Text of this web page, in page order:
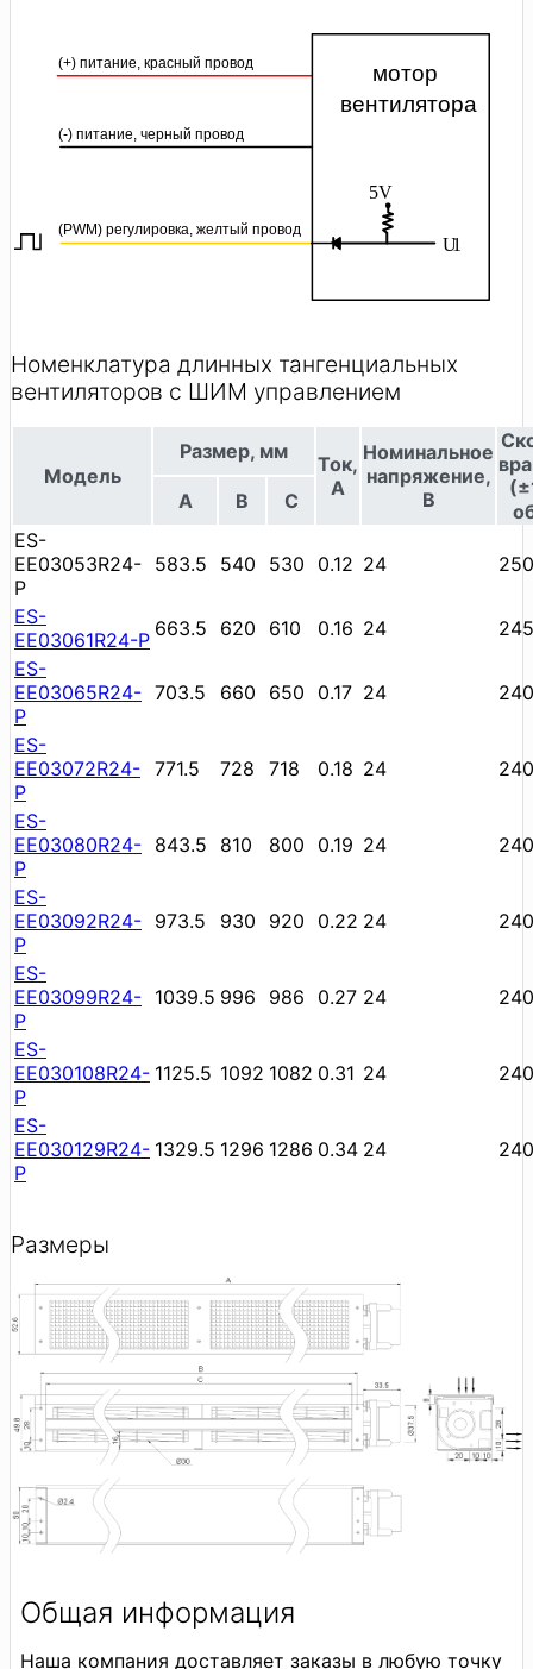
5V
U1
(+) питание, красный провод
(-) питание, черный провод
(PWM) регулировка, желтый провод
мотор
вентилятора
Номенклатура длинных тангенциальных
вентиляторов с ШИМ управлением
Модель
Размер, мм
Ток,
А
Номинальное
напряжение,
В
A B
C
ES-
EE03053R24-
P
583.5 540 530 0.12 24
ES-
EE03061R24-P 663.5 620 610 0.16 24
ES-
EE03065R24-
P
703.5 660 650 0.17 24
ES-
EE03072R24-
P
771.5 728 718 0.18 24
ES-
EE03080R24-
P
843.5 810 800 0.19 24
ES-
EE03092R24-
P
973.5 930 920 0.22 24
ES-
EE03099R24-
P
1039.5 996 986 0.27 24
ES-
EE030108R24-
P
1125.5 1092 1082 0.31 24
ES-
EE030129R24-
P
1329.5 1296 1286 0.34 24
Размеры